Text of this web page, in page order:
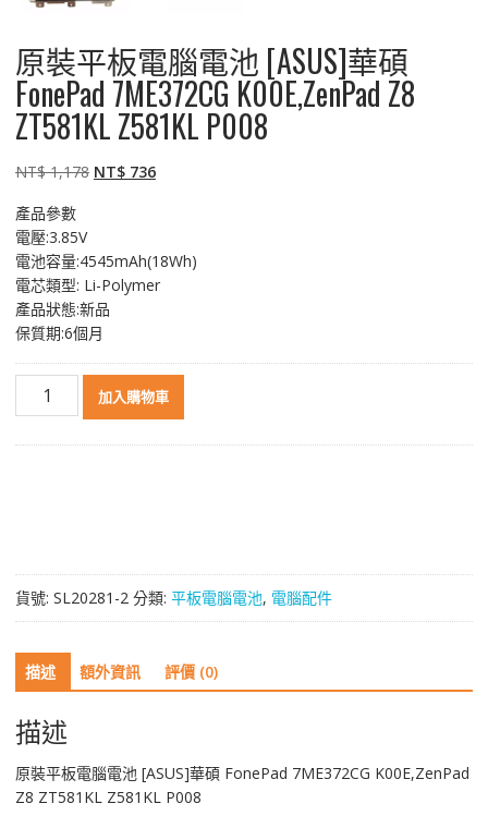
原裝平板電腦電池 [ASUS]華碩
FonePad 7ME372CG K00E,ZenPad Z8
ZT581KL Z581KL P008
NT$1,178 原
NT$ 1,178。
NT$736目
NT$ 736。
產品參數
電壓:3.85V
電池容量:4545mAh(18Wh)
電芯類型: Li-Polymer
產品狀態:新品
保質期:6個月
[ASUS]
華
碩
FonePad
7ME372CG
K00E,ZenPad
Z8
ZT581KL
Z581KL
P008
加入購物車
貨號: SL20281-2 分類: 平板電腦電池, 電腦配件
描述 額外資訊 評價 (0)
描述
原裝平板電腦電池 [ASUS]華碩 FonePad 7ME372CG K00E,ZenPad
Z8 ZT581KL Z581KL P008